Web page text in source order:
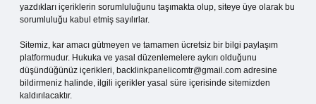
yazdıkları içeriklerin sorumluluğunu taşımakta olup, siteye üye olarak bu
sorumluluğu kabul etmiş sayılırlar.
Sitemiz, kar amacı gütmeyen ve tamamen ücretsiz bir bilgi paylaşım
platformudur. Hukuka ve yasal düzenlemelere aykırı olduğunu
düşündüğünüz içerikleri, backlinkpanelicomtr@gmail.com adresine
bildirmeniz halinde, ilgili içerikler yasal süre içerisinde sitemizden
kaldırılacaktır.